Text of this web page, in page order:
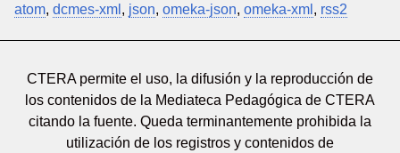
atom, dcmes-xml , json, omeka-json, omeka-xml , rss2
CTERA permite el uso, la difusión y la reproducción de
los contenidos de la Mediateca Pedagógica de CTERA
citando la fuente. Queda terminantemente prohibida la
utilización de los registros y contenidos de